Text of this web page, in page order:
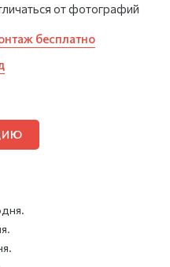
от фотографий
бесплатно